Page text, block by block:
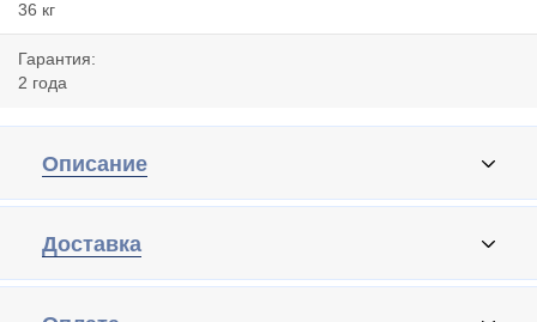
36 кг
Гарантия:
2 года
Описание
Доставка